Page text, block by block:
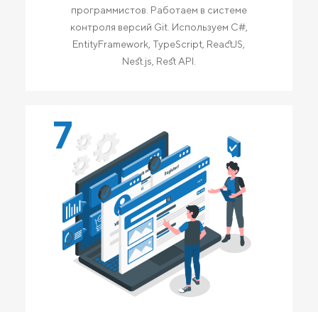
программистов. Работаем в системе
контроля версий Git. Используем C#,
EntityFramework, TypeScript, ReactJS,
Nest.js, Rest API.
7